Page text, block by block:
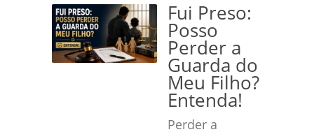
Fui Preso:
Posso
Perder a
Guarda do
Meu Filho?
Entenda!
Perder a